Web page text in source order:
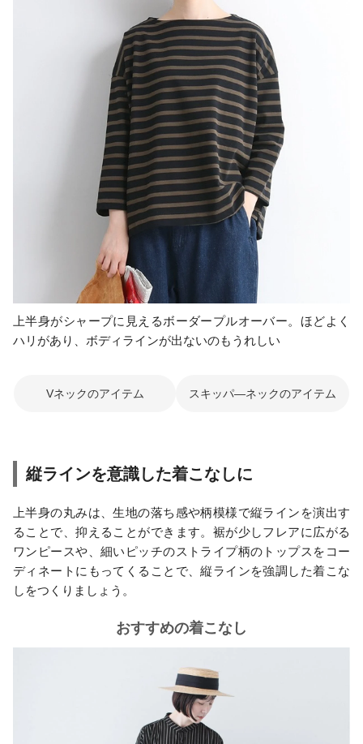
上半身がシャープに見えるボーダープルオーバー。ほどよく
ハリがあり、ボディラインが出ないのもうれしい
Vネックのアイテム スキッパ―ネックのアイテム
縦ラインを意識した着こなしに
上半身の丸みは、生地の落ち感や柄模様で縦ラインを演出す
ることで、抑えることができます。裾が少しフレアに広がる
ワンピースや、細いピッチのストライプ柄のトップスをコー
ディネートにもってくることで、縦ラインを強調した着こな
しをつくりましょう。
おすすめの着こなし